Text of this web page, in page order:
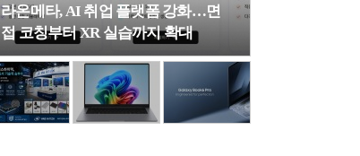
라온메타, AI 취업 플랫폼 강화…면
접 코칭부터 XR 실습까지 확대